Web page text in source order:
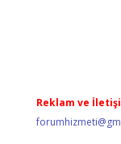
Reklam ve